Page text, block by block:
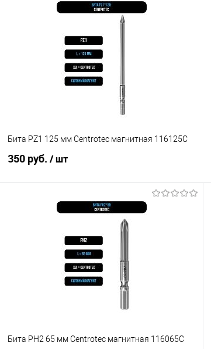
В корзину
Бита PZ1 125 мм Centrotec магнитная 116125C
350 руб. / шт
В корзину
Бита PH2 65 мм Centrotec магнитная 116065C